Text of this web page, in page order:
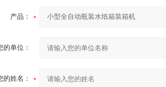
产品：
的单位：
的姓名：